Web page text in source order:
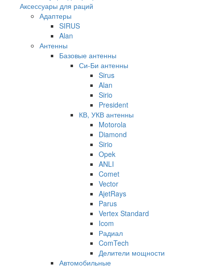
Аксессуары для раций
Адаптеры
SIRUS
Alan
Антенны
Базовые антенны
Си-Би антенны
Sirus
Alan
Sirio
President
КВ, УКВ антенны
Motorola
Diamond
Sirio
Opek
ANLI
Comet
Vector
AjetRays
Parus
Vertex Standard
Icom
Радиал
ComTech
Делители мощности
Автомобильные